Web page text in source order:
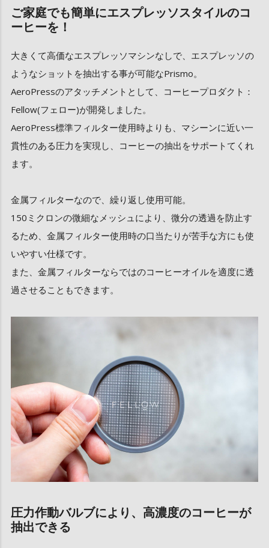
ご家庭でも簡単にエスプレッソスタイルのコ
ーヒーを！
大きくて高価なエスプレッソマシンなしで、エスプレッソの
ようなショットを抽出する事が可能なPrismo。
AeroPressのアタッチメントとして、コーヒープロダクト：
Fellow(フェロー)が開発しました。
AeroPress標準フィルター使用時よりも、マシーンに近い一
貫性のある圧力を実現し、コーヒーの抽出をサポートてくれ
ます。
金属フィルターなので、繰り返し使用可能。
150ミクロンの微細なメッシュにより、微分の透過を防止す
るため、金属フィルター使用時の口当たりが苦手な方にも使
いやすい仕様です。
また、金属フィルターならではのコーヒーオイルを適度に透
過させることもできます。
圧力作動バルブにより、高濃度のコーヒーが
抽出できる